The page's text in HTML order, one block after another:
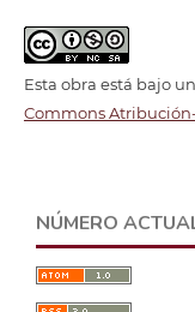
Esta obra está bajo
Commons
NÚMERO